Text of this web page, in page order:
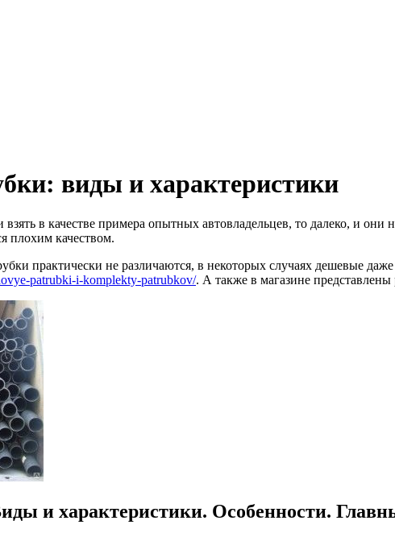
виды и характеристики
в качестве примера опытных автовладельцев, то далеко, и
плохим качеством.
практически не различаются, в некоторых случаях дешевые
patrubki-i-komplekty-patrubkov/. А также в магазине представлены
и характеристики. Особенности.